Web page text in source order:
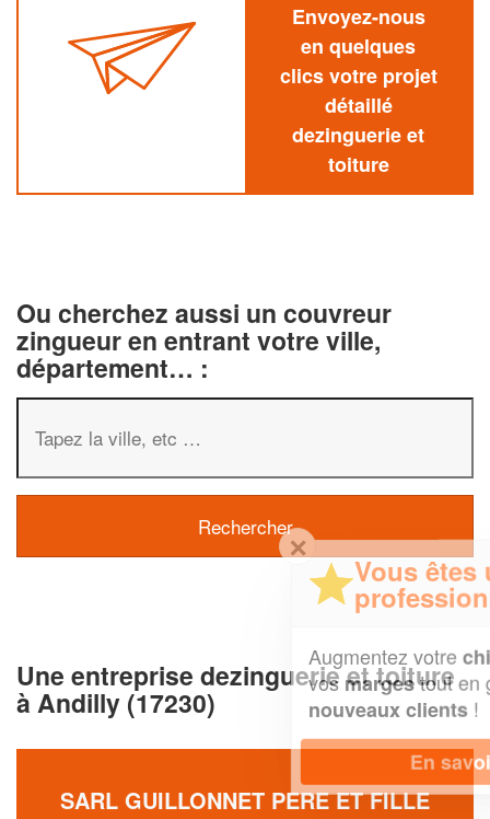
Envoyez-nous
en quelques
clics votre projet
détaillé
dezinguerie et
toiture
Ou cherchez aussi un couvreur
zingueur en entrant votre ville,
département… :
Une entreprise dezinguerie et toiture
à Andilly (17230)
SARL GUILLONNET PERE ET FILLE
✕
Vous êtes un
professionnel ?
chiffre d'affaireset
vosmargestout en gagnant de
nouveaux clients